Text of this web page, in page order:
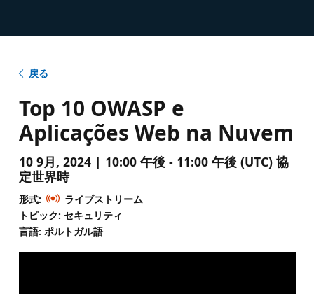
戻る
Top 10 OWASP e
Aplicações Web na Nuvem
10 9月, 2024 | 10:00 午後 - 11:00 午後 (UTC) 協
定世界時
形式:
ライブストリーム
トピック: セキュリティ
言語: ポルトガル語